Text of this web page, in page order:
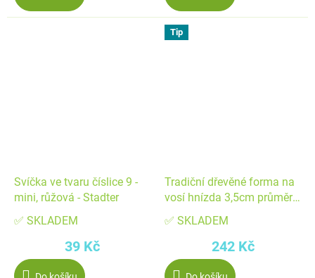
Svíčka ve tvaru číslice 9 -
mini, růžová - Stadter
✅ SKLADEM
39 Kč
Tip
Tradiční dřevěné forma na
vosí hnízda 3,5cm průměr -
Stadter
✅ SKLADEM
242 Kč